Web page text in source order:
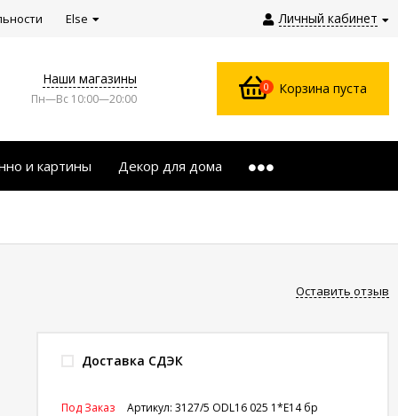
Личный кабинет
Else
Наши магазины
Пн—Вс 10:00—20:00
0 Корзина пуста
и картины Декор для дома
Оставить отзыв
Доставка СДЭК
Артикул: 3127/5 ODL16 025 1*E14 бр
Под Заказ